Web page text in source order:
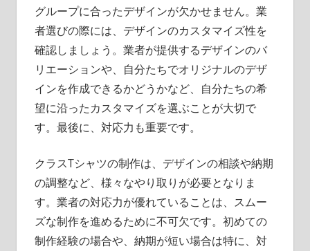
グループに合ったデザインが欠かせません。業
者選びの際には、デザインのカスタマイズ性を
確認しましょう。業者が提供するデザインのバ
リエーションや、自分たちでオリジナルのデザ
インを作成できるかどうかなど、自分たちの希
望に沿ったカスタマイズを選ぶことが大切で
す。最後に、対応力も重要です。
クラスTシャツの制作は、デザインの相談や納期
の調整など、様々なやり取りが必要となりま
す。業者の対応力が優れていることは、スムー
ズな制作を進めるために不可欠です。初めての
制作経験の場合や、納期が短い場合は特に、対